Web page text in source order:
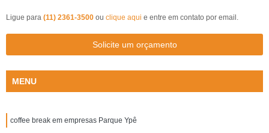
Ligue para (11) 2361-3500 ou clique aqui e entre em contato por email.
Solicite um orçamento
MENU
coffee break em empresas Parque Ypê